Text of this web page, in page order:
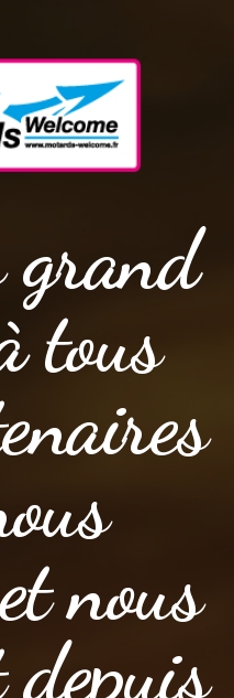
tous
nous
depuis